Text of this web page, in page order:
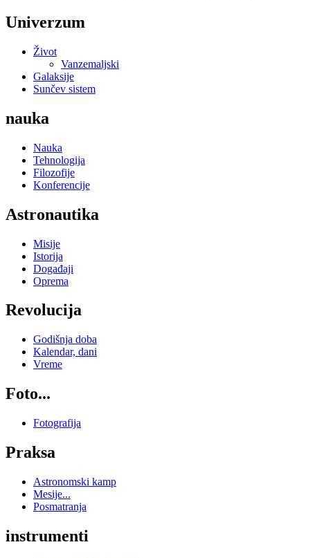
Univerzum
Život
Vanzemaljski
Galaksije
Sunčev sistem
nauka
Nauka
Tehnologija
Filozofije
Konferencije
Astronautika
Misije
Istorija
Događaji
Oprema
Revolucija
Godišnja doba
Kalendar, dani
Vreme
Foto...
Fotografija
Praksa
Astronomski kamp
Mesije...
Posmatranja
instrumenti